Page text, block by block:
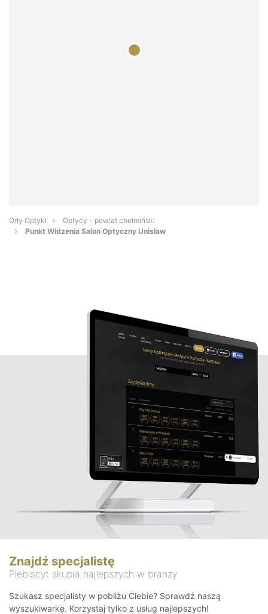
Orły Optyki
Optycy - powiat chełmiński
Punkt Widzenia Salon Optyczny Unisław
Znajdź specjalistę
Plebiscyt skupia najlepszych w branży
Szukasz specjalisty w pobliżu Ciebie? Sprawdź naszą
wyszukiwarkę. Korzystaj tylko z usług najlepszych!